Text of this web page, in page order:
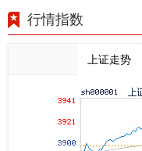
行情指数
上证走势